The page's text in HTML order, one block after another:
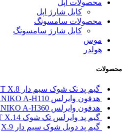
محصولات اپل
کابل شارژ اپل
محصولات سامسونگ
کابل شارژ سامسونگ
موس
هولدر
محصولات
گیم پد تک شوک سیم دار P-NET X.8
هدفون وایرلس ANIKO A-H110
هدفون وایرلس ANIKO A-H360
گیم پد وایرلس تک شوک P-NET X.14
گیم پد دوبل شوک سیم دار X.9